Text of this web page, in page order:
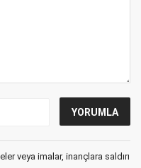
veya imalar, inançlara saldırı